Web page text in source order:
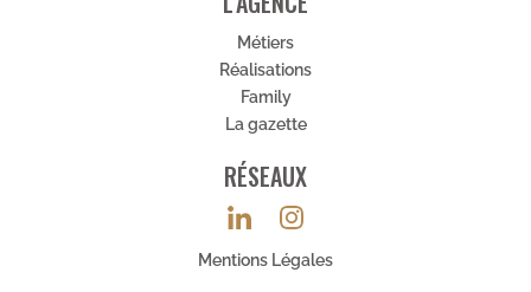
Métiers
Réalisations
Family
La gazette
RÉSEAUX
Mentions Légales